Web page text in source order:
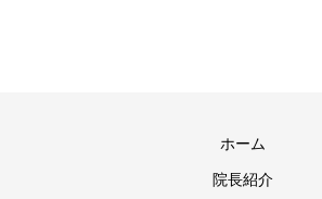
ホーム
院長紹介